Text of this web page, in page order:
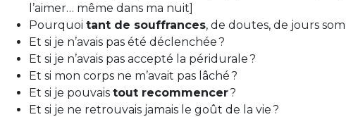
l’aimer… même dans ma nuit]
Pourquoi tant de souffrances, de doutes, de jours
Et si je n’avais pas été déclenchée ?
Et si je n’avais pas accepté la péridurale ?
Et si mon corps ne m’avait pas lâché ?
Et si je pouvais tout recommencer?
Et si je ne retrouvais jamais le goût de la vie ?